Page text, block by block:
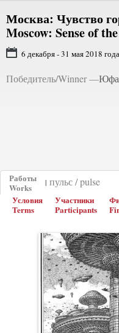
Москва: Чувство
Moscow: Sense of
6 декабря - 31 мая 2018 года
Победитель/Winner —
Работы
Works
|
Условия
Terms
Участники
Participants